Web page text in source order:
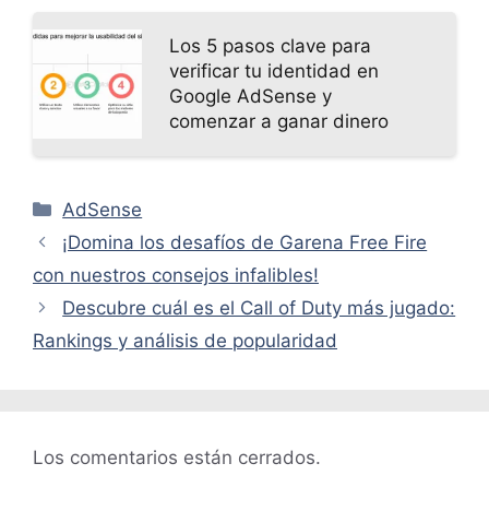
Los 5 pasos clave para
verificar tu identidad en
Google AdSense y
comenzar a ganar dinero
Categorías
AdSense
¡Domina los desafíos de Garena Free Fire
con nuestros consejos infalibles!
Descubre cuál es el Call of Duty más jugado:
Rankings y análisis de popularidad
Los comentarios están cerrados.